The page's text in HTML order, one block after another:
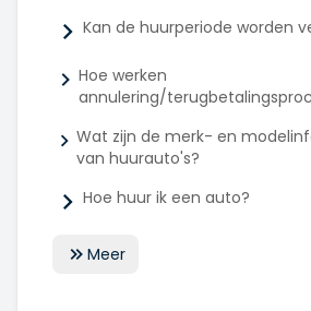
Kan de huurperiode worden
Hoe werken
annulering/
Wat zijn de merk- en
van huurauto's?
Hoe huur ik een auto?
Meer